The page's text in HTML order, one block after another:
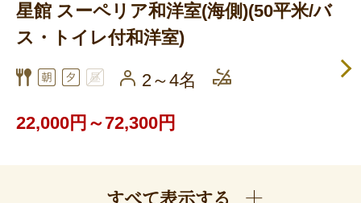
星館 スーペリア和洋室(海側)(50平米/バ
ス・トイレ付和洋室)
2～4名
22,000円～72,300円
すべて表示する